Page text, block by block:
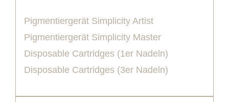
Pigmentiergerät Simplicity Artist
Pigmentiergerät Simplicity Master
Disposable Cartridges (1er Nadeln)
Disposable Cartridges (3er Nadeln)